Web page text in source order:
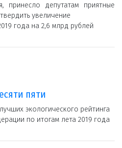
принесло депутатам приятные
увеличение
года на 2,6 млрд рублей
пяти
экологического рейтинга
по итогам лета 2019 года